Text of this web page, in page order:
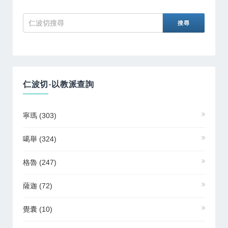
仁波切-以教派查詢
寧瑪 (303)
噶舉 (324)
格魯 (247)
薩迦 (72)
覺囊 (10)